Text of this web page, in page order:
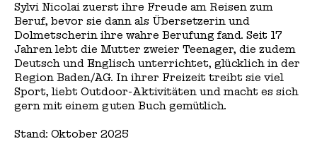
Sylvi Nicolai zuerst ihre Freude am Reisen zum
Beruf, bevor sie dann als Übersetzerin und
Dolmetscherin ihre wahre Berufung fand. Seit 17
Jahren lebt die Mutter zweier Teenager, die zudem
Deutsch und Englisch unterrichtet, glücklich in der
Region Baden/AG. In ihrer Freizeit treibt sie viel
Sport, liebt Outdoor-Aktivitäten und macht es sich
gern mit einem guten Buch gemütlich.
Stand: Oktober 2025